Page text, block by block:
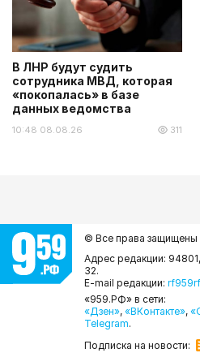
В ЛНР будут судить
сотрудника МВД, которая
«покопалась» в базе
данных ведомства
10:48 08.08.26 311
© Все права
Адрес редакции:
32.
E-mail редакции:
«959.РФ» в сети:
«Дзен», «ВКонтакте»,
Telegram.
Подписка на новости: